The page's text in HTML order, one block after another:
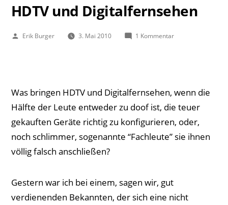
HDTV und Digitalfernsehen
Veröffentlicht
Erik Burger 3. Mai 2010 1 Kommentarzu
Was bringen HDTV und Digitalfernsehen, wenn die
Hälfte der Leute entweder zu doof ist, die teuer
gekauften Geräte richtig zu konfigurieren, oder,
noch schlimmer, sogenannte “Fachleute” sie ihnen
völlig falsch anschließen?
Gestern war ich bei einem, sagen wir, gut
verdienenden Bekannten, der sich eine nicht